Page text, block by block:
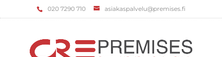
‌020 7290 710 asiakaspalvelu@premises.fi